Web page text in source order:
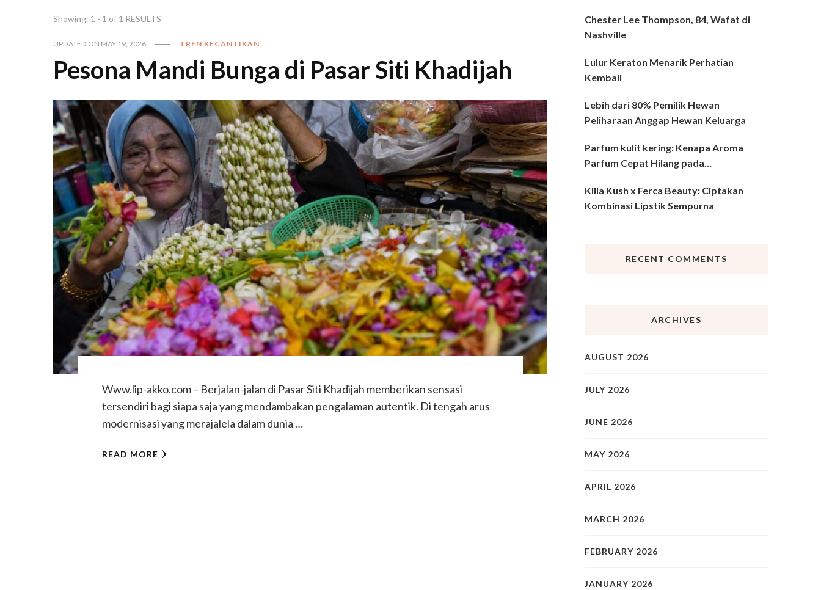
Showing: 1 - 1 of 1 RESULTS
UPDATED ON MAY 19, 2026 TREN KECANTIKAN
Pesona Mandi Bunga di Pasar Siti Khadijah
Www.lip-akko.com – Berjalan-jalan di Pasar Siti Khadijah memberikan sensasi
tersendiri bagi siapa saja yang mendambakan pengalaman autentik. Di tengah arus
modernisasi yang merajalela dalam dunia …
READ MORE
Chester Lee Thompson, 84, Wafat di
Nashville
Lulur Keraton Menarik Perhatian
Kembali
Lebih dari 80% Pemilik Hewan
Peliharaan Anggap Hewan Keluarga
Parfum kulit kering: Kenapa Aroma
Parfum Cepat Hilang pada…
Killa Kush x Ferca Beauty: Ciptakan
Kombinasi Lipstik Sempurna
RECENT COMMENTS
ARCHIVES
AUGUST 2026
JULY 2026
JUNE 2026
MAY 2026
APRIL 2026
MARCH 2026
FEBRUARY 2026
JANUARY 2026